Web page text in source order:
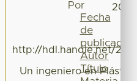
http://hdl.handle.net/
Un ingeniero en
Por
Fecha
de
publicación
Autor
Título